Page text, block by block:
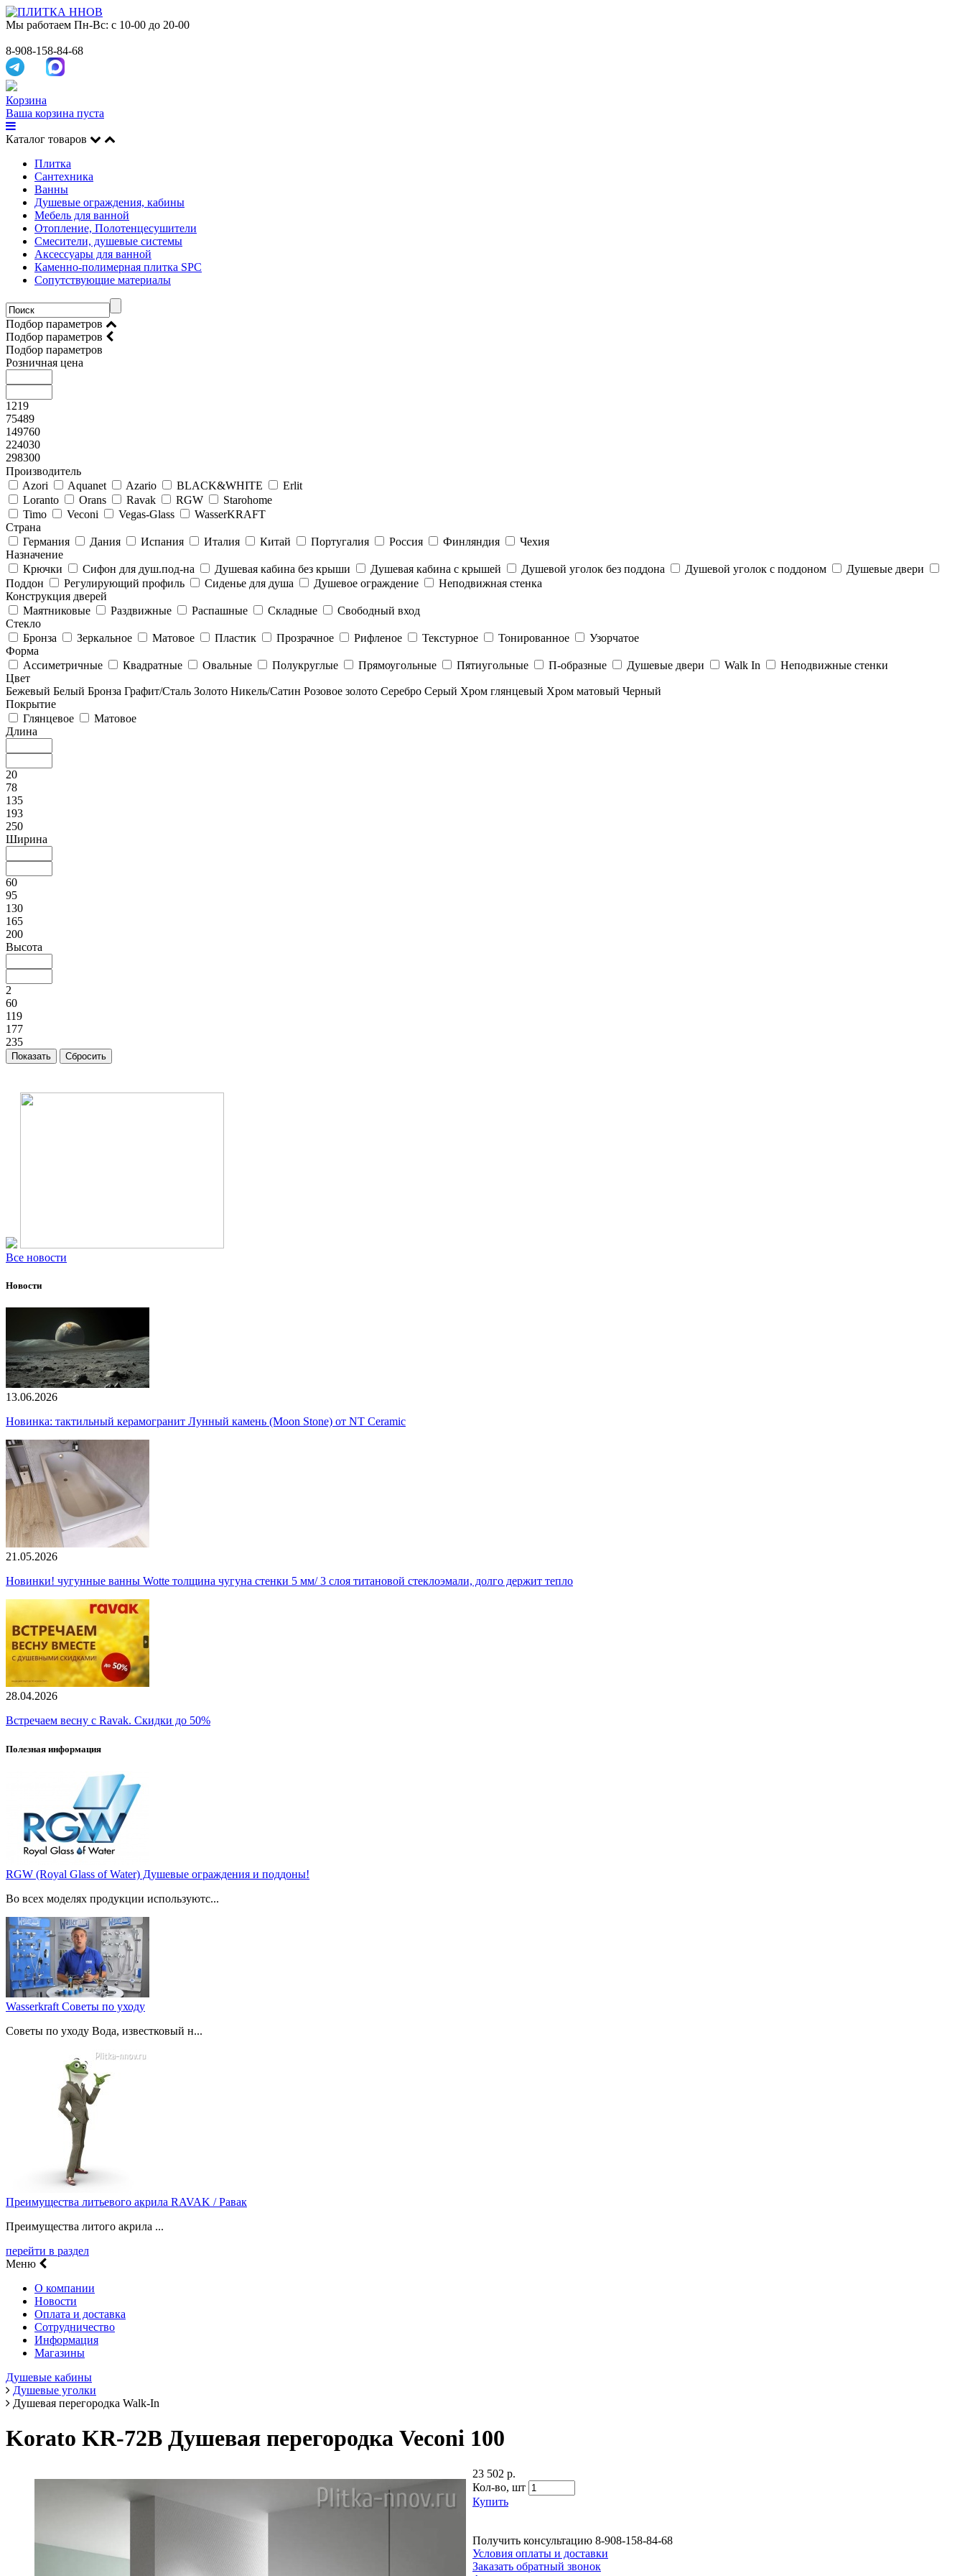
Мы работаем Пн-Вс: с 10-00 до 20-00
8-908-158-84-68
Корзина
Ваша корзина пуста
Каталог товаров
Плитка
Сантехника
Ванны
Душевые ограждения, кабины
Мебель для ванной
Отопление, Полотенцесушители
Смесители, душевые системы
Аксессуары для ванной
Каменно-полимерная плитка SPC
Сопутствующие материалы
Подбор параметров
Подбор параметров
Подбор параметров
Розничная цена
1219
75489
149760
224030
298300
Производитель
Azori
Aquanet Azario BLACK&WHITE
Erlit
Loranto
Orans Ravak RGW
Starohome
Timo
Veconi Vegas-Glass
WasserKRAFT
Страна
Германия
Дания Испания Италия Китай Португалия Россия Финляндия
Чехия
Назначение
Крючки
Сифон для душ.под-на Душевая кабина без крыши Душевая кабина с крышей Душевой уголок без поддона Душевой уголок с поддоном
Душевые двери
Поддон
Регулирующий профиль Сиденье для душа Душевое ограждение
Неподвижная стенка
Конструкция дверей
Маятниковые
Раздвижные Распашные Складные
Свободный вход
Стекло
Бронза
Зеркальное Матовое Пластик Прозрачное Рифленое Текстурное Тонированное
Узорчатое
Форма
Ассиметричные
Квадратные Овальные Полукруглые Прямоугольные Пятиугольные П-образные Душевые двери Walk In
Неподвижные стенки
Цвет
Бежевый Белый Бронза Графит/Сталь Золото Никель/Сатин Розовое золото Серебро Серый Хром глянцевый Хром матовый Черный
Покрытие
Глянцевое
Матовое
Длина
20
78
135
193
250
Ширина
60
95
130
165
200
Высота
2
60
119
177
235
Все новости
Новости
13.06.2026
Новинка: тактильный керамогранит Лунный камень (Moon Stone) от NT Ceramic
21.05.2026
Новинки! чугунные ванны Wotte толщина чугуна стенки 5 мм/ 3 слоя титановой стеклоэмали, долго держит тепло
28.04.2026
Встречаем весну с Ravak. Скидки до 50%
Полезная информация
RGW (Royal Glass of Water) Душевые ограждения и поддоны!
Во всех моделях продукции используютс...
Wasserkraft Советы по уходу
Советы по уходу Вода, известковый н...
Преимущества литьевого акрила RAVAK / Равак
Преимущества литого акрила ...
перейти в раздел
Меню
О компании
Новости
Оплата и доставка
Сотрудничество
Информация
Магазины
Душевые кабины
Душевые уголки
Душевая перегородка Walk-In
Korato KR-72B Душевая перегородка Veconi 100
23 502 р.
Кол-во, шт
Купить
Получить консультацию 8-908-158-84-68
Условия оплаты и доставки
Заказать обратный звонок